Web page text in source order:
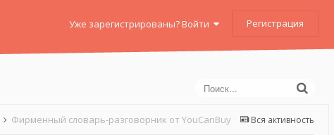
Уже зарегистрированы? Войти Регистрация
Вся активность
Фирменный словарь-разговорник от YouCanBuy